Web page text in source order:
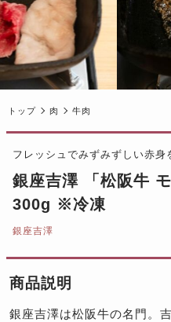
トップ 肉 牛肉
フレッシュでみずみずしい赤身
銀座吉澤 「松阪牛
300g ※冷凍
銀座吉澤
商品説明
銀座吉澤は松阪牛の名門。